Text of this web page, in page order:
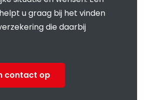
u graag bij het vinden
die daarbij
contact op